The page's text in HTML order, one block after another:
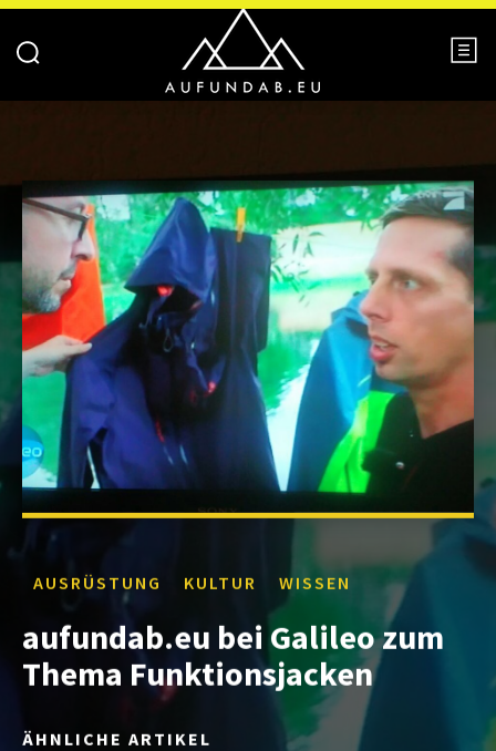
AUSRÜSTUNG KULTUR WISSEN
aufundab.eu bei Galileo zum
Thema Funktionsjacken
ÄHNLICHE ARTIKEL